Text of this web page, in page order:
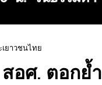
ยาวชนไทย
อศ. ตอกย้ำ